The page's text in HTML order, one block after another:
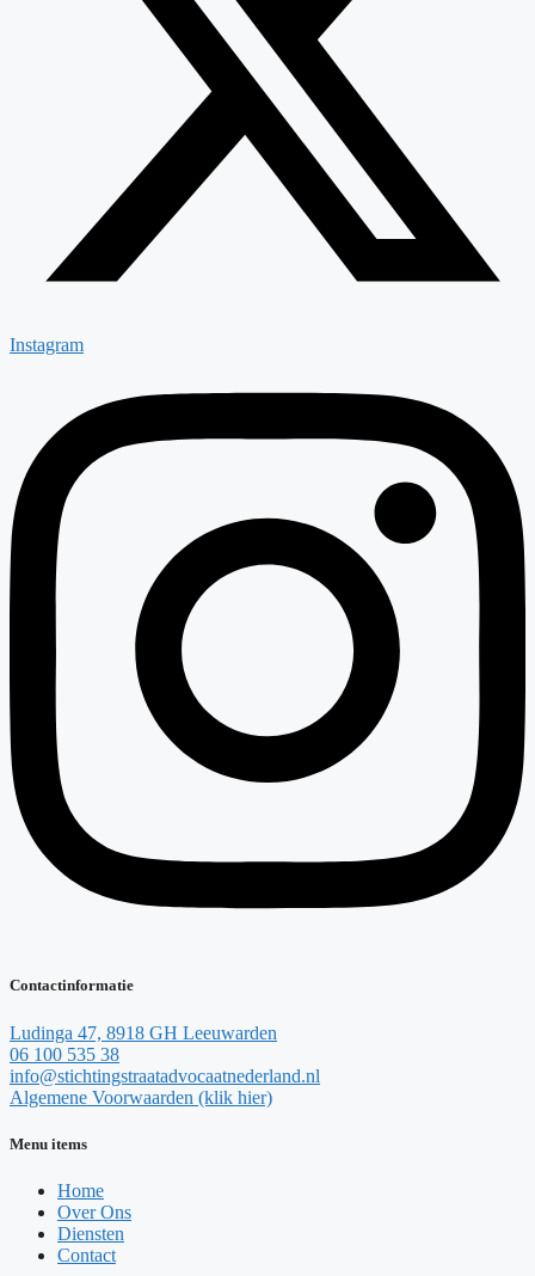
Instagram
Contactinformatie
Ludinga 47, 8918 GH Leeuwarden
06 100 535 38
info@stichtingstraatadvocaatnederland.nl
Algemene Voorwaarden (klik hier)
Menu items
Home
Over Ons
Diensten
Contact